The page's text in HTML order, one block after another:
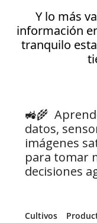
Y lo más
información
tranquilo
🚜🌾
datos,
imágenes
para tomar
decisiones
Cultivos